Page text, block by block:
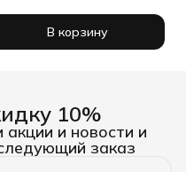
В корзину
10%
и новости и
заказ